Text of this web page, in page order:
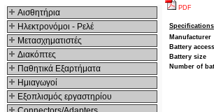
Αισθητήρια
Ηλεκτρονόμοι - Ρελέ
Μετασχηματιστές
Διακόπτες
Παθητικά Εξαρτήματα
Hμιαγωγοί
Εξοπλισμός εργαστηρίου
PDF
Specifications
Manufacturer
Battery
Battery size
Number of